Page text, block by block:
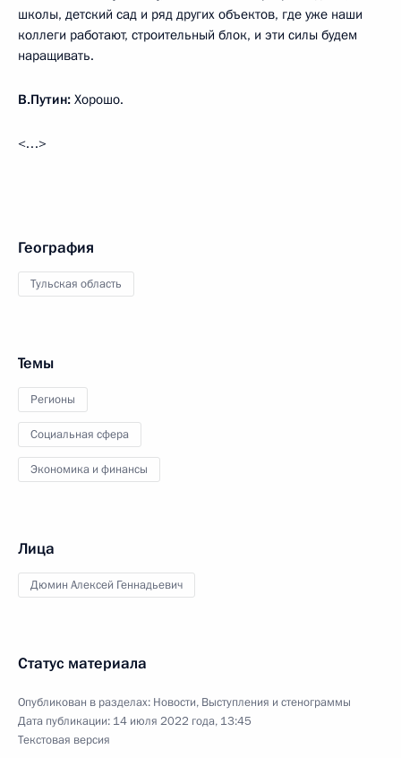
школы, детский сад и ряд других объектов, где уже наши
коллеги работают, строительный блок, и эти силы будем
наращивать.
В.Путин: Хорошо.
<…>
География
Тульская область
Темы
Регионы
Социальная сфера
Экономика и финансы
Лица
Дюмин Алексей Геннадьевич
Статус материала
Опубликован в разделах: Новости, Выступления и стенограммы
Дата публикации: 14 июля 2022 года, 13:45
Текстовая версия